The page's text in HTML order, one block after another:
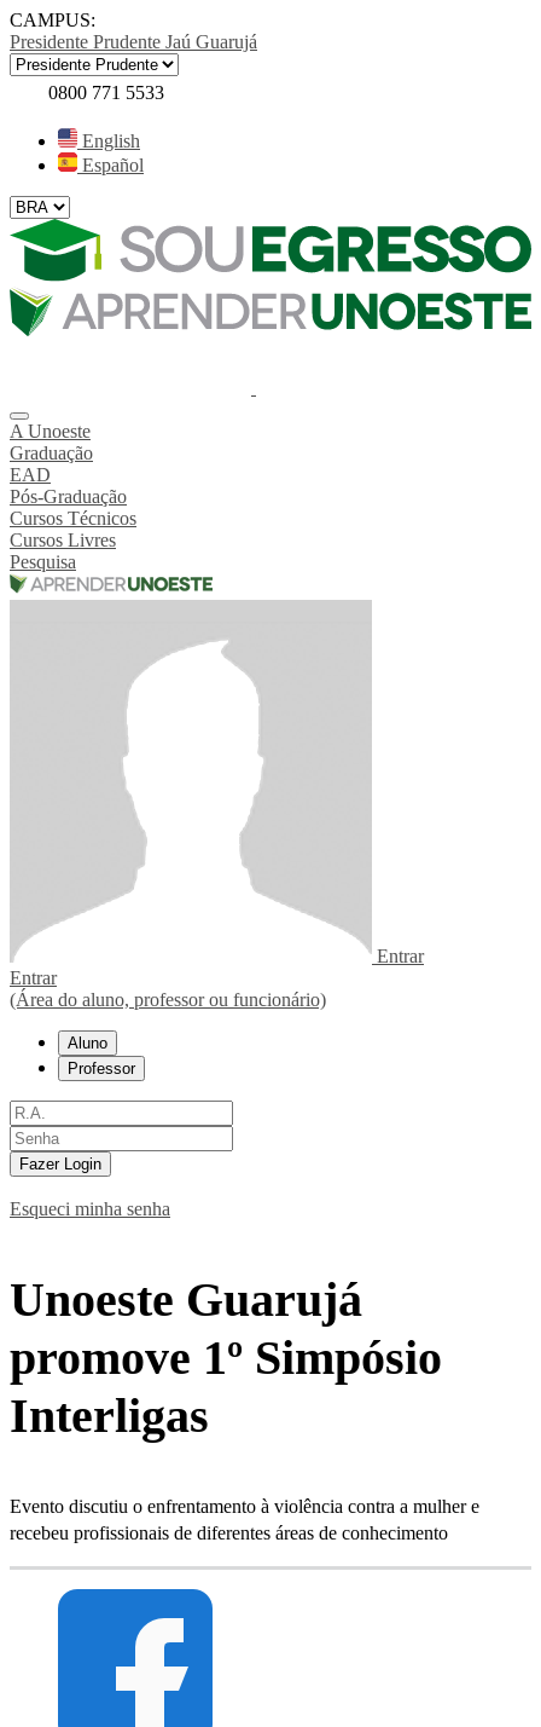
CAMPUS:
Presidente Prudente Jaú Guarujá
0800 771 5533
English
Español
A Unoeste
Graduação
EAD
Pós-Graduação
Cursos Técnicos
Cursos Livres
Pesquisa
Entrar
Entrar
(Área do aluno, professor ou funcionário)
Aluno
Professor
Fazer Login
Esqueci minha senha
Unoeste Guarujá
promove 1º Simpósio
Interligas
Evento discutiu o enfrentamento à violência contra a mulher e
recebeu profissionais de diferentes áreas de conhecimento